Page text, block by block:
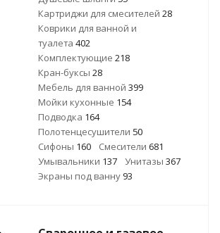
Картриджи для смесителей 28
Коврики для ванной и
туалета 402
Комплектующие 218
Кран-буксы 28
Мебель для ванной 399
Мойки кухонные 154
Подводка 164
Полотенцесушители 50
Сифоны 160 Смесители 681
Умывальники 137 Унитазы 367
Экраны под ванну 93